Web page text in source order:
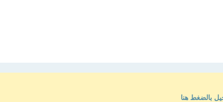
بالضغط هنا